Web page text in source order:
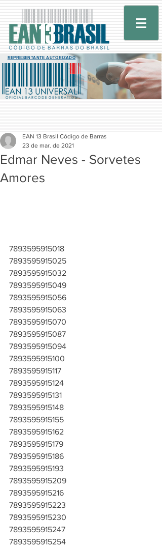
REPRESENTANTE AUTORIZADO
Edmar Neves - Sorvetes
Amores
EAN 13 Brasil Código de Barras
23 de mar. de 2021
7893595915018
7893595915025
7893595915032
7893595915049
7893595915056
7893595915063
7893595915070
7893595915087
7893595915094
7893595915100
7893595915117
7893595915124
7893595915131
7893595915148
7893595915155
7893595915162
7893595915179
7893595915186
7893595915193
7893595915209
7893595915216
7893595915223
7893595915230
7893595915247
7893595915254